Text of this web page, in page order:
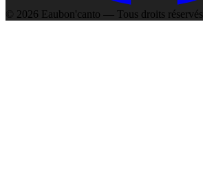
© 2026 Eaubon'canto — Tous droits réservés